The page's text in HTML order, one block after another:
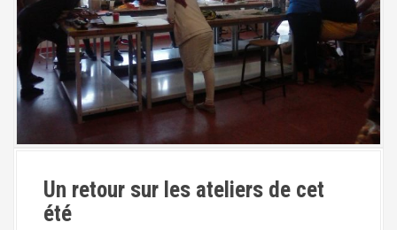
Un retour sur les ateliers de cet
été